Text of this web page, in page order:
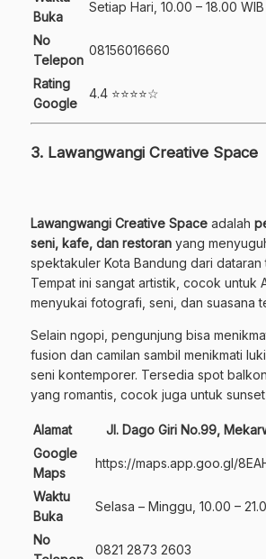
Buka
Setiap Hari, 10.00 – 18.00 WIB
No
Telepon
08156016660
Rating
Google
4.4 ⭐⭐⭐⭐☆
3. Lawangwangi Creative Space
Lawangwangi Creative Space adalah
seni, kafe, dan restoran yang
spektakuler Kota Bandung dari dataran
Tempat ini sangat artistik, cocok untuk
menyukai fotografi, seni, dan suasana
Selain ngopi, pengunjung bisa
fusion dan camilan sambil menikmati
seni kontemporer. Tersedia spot
yang romantis, cocok juga untuk
Alamat
Jl. Dago Giri No.99,
Google
Maps
https://maps.app.goo.gl/
Waktu
Buka
Selasa – Minggu, 10.00 –
No
0821 2873 2603